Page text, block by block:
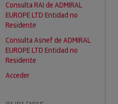
Consulta RAI de ADMIRAL
EUROPE LTD Entidad no
Residente
Consulta Asnef de ADMIRAL
EUROPE LTD Entidad no
Residente
Acceder